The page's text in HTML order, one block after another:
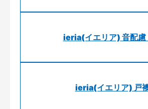
ieria(イエリア) 音配慮
ieria(イエリア) 戸